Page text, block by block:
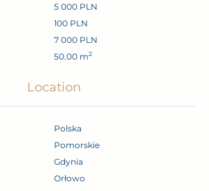
Lokalizacja:
to synonim luksusu i spokoju
lasu i jednocześnie bliskość
minuta spaceru dzieli apartament od
Atuty nieruchomości:
lokalizacja w Orłowie,
5 000 PLN
100 PLN
7 000 PLN
50.00 m2
Location
Polska
pomorskie
Gdynia
Orłowo